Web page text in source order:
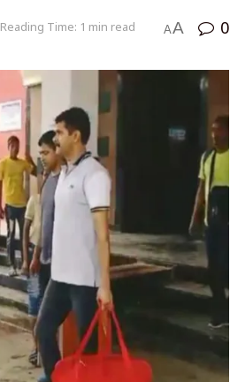
Reading Time: 1 min read AA 0